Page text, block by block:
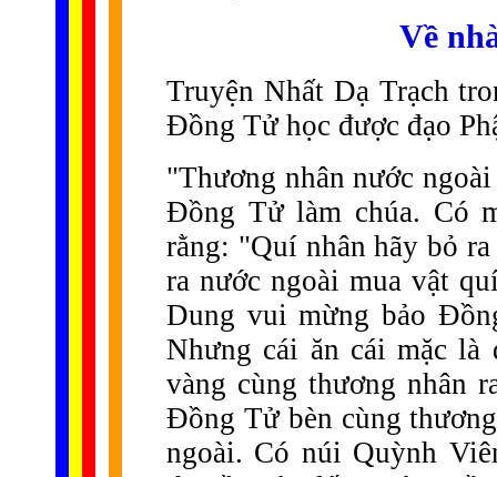
Về
Truyện Nhất Dạ Trạch
Đồng Tử học được đạo
"Thương nhân nước
Đồng Tử làm chúa. Có
rằng: "Quí nhân hãy bỏ
ra nước ngoài mua vật
Dung vui mừng bảo
Nhưng cái ăn cái mặc là
vàng cùng thương nhân
Đồng Tử bèn cùng
ngoài. Có núi Quỳnh